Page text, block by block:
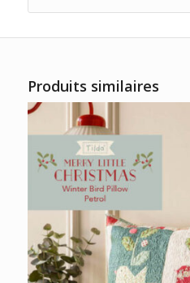
Produits similaires